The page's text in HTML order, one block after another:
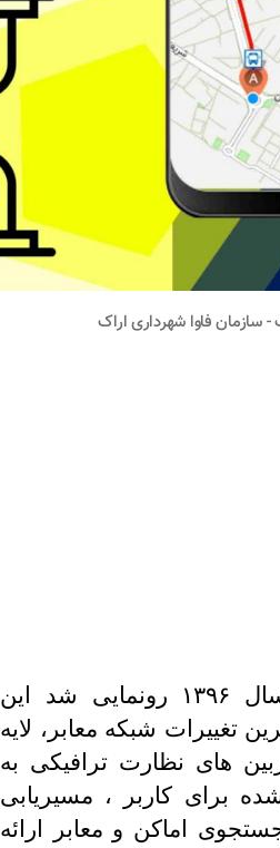
سازمان فاوا شهرداری اراک
اپلیکیشن نقشه همراه اراک در سال ۱۳۹۶ رونمایی شد این
تغییرات شبکه معابر، لایه
های نظارت ترافیکی به
برای کاربر ، مسیریابی
اماکن و معابر ارائه